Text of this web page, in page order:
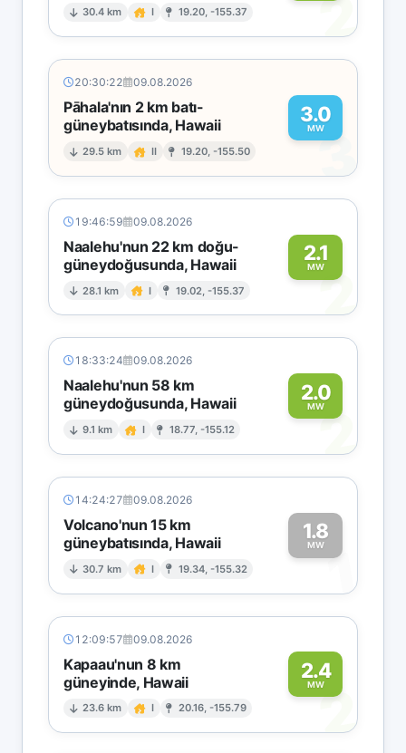
30.4 km I 19.20, -155.37 2
20:30:22 09.08.2026
Pāhala'nın 2 km batı-
güneybatısında, Hawaii
29.5 km II 19.20, -155.50
3.0
MW
3
19:46:59 09.08.2026
Naalehu'nun 22 km doğu-
güneydoğusunda, Hawaii
28.1 km I 19.02, -155.37
2.1
MW2
18:33:24 09.08.2026
Naalehu'nun 58 km
güneydoğusunda, Hawaii
9.1 km I 18.77, -155.12
2.0
MW2
14:24:27 09.08.2026
Volcano'nun 15 km
güneybatısında, Hawaii
30.7 km I 19.34, -155.32
1.8
MW1
12:09:57 09.08.2026
Kapaau'nun 8 km
güneyinde, Hawaii
23.6 km I 20.16, -155.79
2.4
MW2